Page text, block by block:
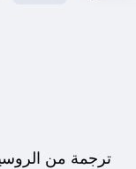
ترجمة من